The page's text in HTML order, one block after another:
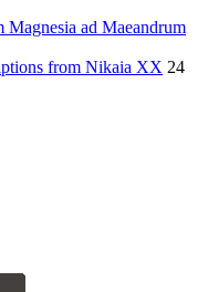
ad Maeandrum
from Nikaia XX 24